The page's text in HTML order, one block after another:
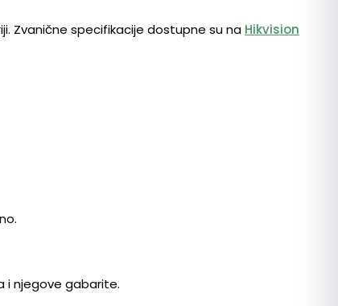
Zvanične specifikacije dostupne su na Hikvision
i njegove gabarite.